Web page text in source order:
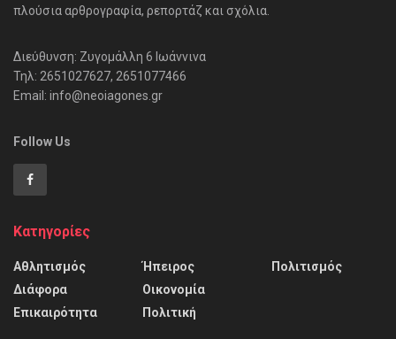
πλούσια αρθρογραφία, ρεπορτάζ και σχόλια.
Διεύθυνση: Ζυγομάλλη 6 Ιωάννινα
Τηλ: 2651027627, 2651077466
Email: info@neoiagones.gr
Follow Us
Κατηγορίες
Αθλητισμός
Διάφορα
Επικαιρότητα
Ήπειρος
Οικονομία
Πολιτική
Πολιτισμός